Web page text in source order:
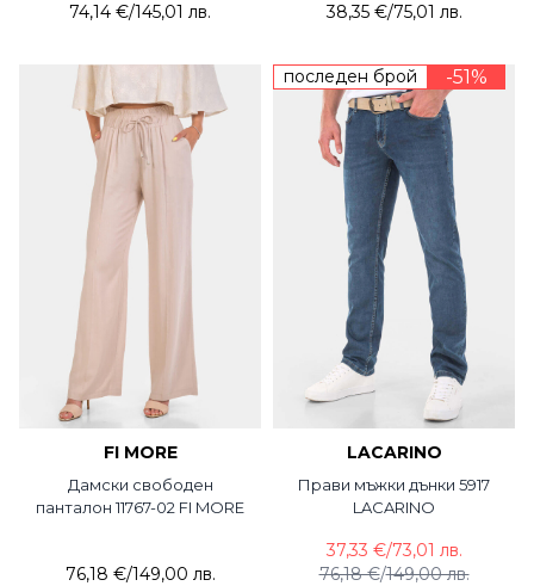
74,14 €/145,01 лв. 38,35 €/75,01 лв.
FI MORE
Дамски свободен
панталон 11767-02 FI MORE
76,18 €/149,00 лв.
последен брой -51%
LACARINO
Прави мъжки дънки 5917
LACARINO
76,18 €/149,00 лв.
37,33 €/73,01 лв.